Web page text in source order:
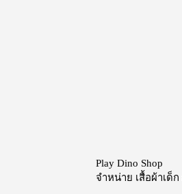
Play Dino Shop
จำหน่าย เสื้อผ้าเด็ก